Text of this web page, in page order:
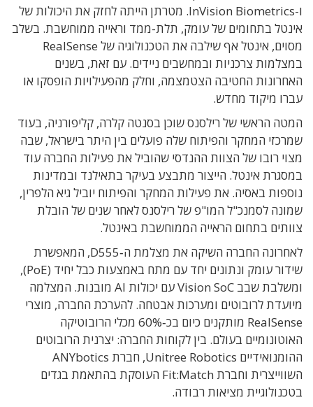
ו-InVision Biometrics. מטרתן הייתה לחזק את היכולות של
אינטל בתחומים של עומק, תלת-ממד וראייה ממוחשבת. בשלב
מסוים, אינטל אף שילבה את הטכנולוגיה של RealSense
במצלמות צרכניות ובמחשבים ניידים. עם זאת, בשנים
האחרונות החטיבה הצטמצמה, וחלק מהפעילויות הופסקו או
עברו מיקוד מחדש.
המטה הראשי של רילסנס שוכן בסנטה קלרה, קליפורניה, בעוד
שמרכזי המחקר והפיתוח שלה פועלים בין היתר בישראל, שבה
מצוי רובו של הצוות ההנדסי שהוביל את פעילות החברה עוד
במסגרת אינטל. הייצור מתבצע בעיקר בתאילנד ובמדינות
נוספות באסיה. את פעילות המחקר והפיתוח יוביל גיא הלפרין,
שמונה לסמנכ"ל המו"פ של רילסנס לאחר שנים של הובלת
צוותים בתחום הראייה הממוחשבת באינטל.
לאחרונה החברה השיקה את מצלמת ה‑D555, המאפשרת
שידור עומק ונתונים יחד עם מתח באמצעות כבל יחיד (PoE),
ומשלבת שבב Vision SoC עם יכולות AI מובנות. המצלמה
מיועדת לרובוטים ומערכות אבטחה. להערכת החברה, מוצרי
RealSense מותקנים כיום בכ‑60% מכלי הרובוטיקה
האוטונומיים בעולם. בין לקוחות החברה: יצרנית הרובוטים
ההומנואידיים Unitree Robotics, חברת ANYbotics
השווייצרית וחברת Fit:Match העוסקת בהתאמת בגדים
בטכנולוגיית מציאות רבודה.